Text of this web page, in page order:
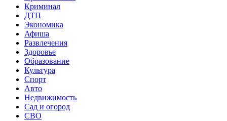
Криминал
ДТП
Экономика
Афиша
Развлечения
Здоровье
Образование
Культура
Спорт
Авто
Недвижимость
Сад и огород
СВО